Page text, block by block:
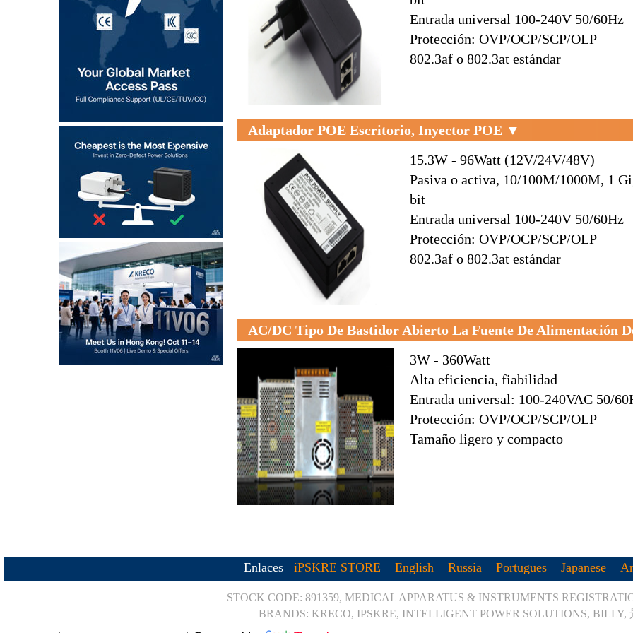
Entrada universal 100-240V 50/60Hz
Protección: OVP/OCP/SCP/OLP
802.3af o 802.3at estándar
Adaptador POE Escritorio, Inyector POE ▼
15.3W - 96Watt (12V/24V/48V)
Pasiva o activa, 10/100M/1000M, 1
bit
Entrada universal 100-240V 50/60Hz
Protección: OVP/OCP/SCP/OLP
802.3af o 802.3at estándar
AC/DC Tipo De Bastidor Abierto La Fuente De Alimentación
3W - 360Watt
Alta eficiencia, fiabilidad
Entrada universal: 100-240VAC 50/
Protección: OVP/OCP/SCP/OLP
Tamaño ligero y compacto
STOCK CODE: 891359, MEDICAL APPARATUS & INSTRUMENTS